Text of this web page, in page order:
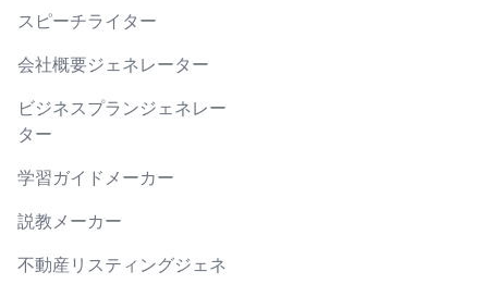
スピーチライター
会社概要ジェネレーター
ビジネスプランジェネレー
ター
学習ガイドメーカー
説教メーカー
不動産リスティングジェネ